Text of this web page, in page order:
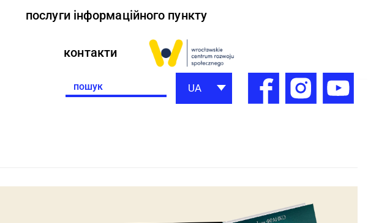
послуги інформаційного пункту
контакти
Search
for:
UA